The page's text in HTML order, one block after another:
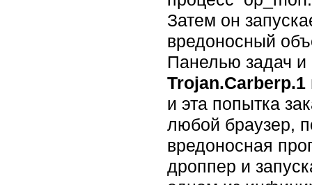
Затем он
вредоносный
Панелью задач и
Trojan.Carberp.1
и эта попытка
любой браузер,
вредоносная
дроппер и